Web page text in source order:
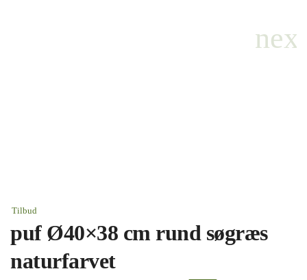
Tilbud
puf Ø40×38 cm rund søgræs
naturfarvet